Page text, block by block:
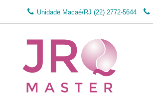
Unidade Macaé/RJ (22) 2772-5644